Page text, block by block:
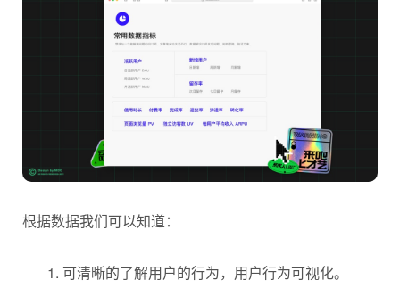
根据数据我们可以知道：
可清晰的了解用户的行为，用户行为可视化。